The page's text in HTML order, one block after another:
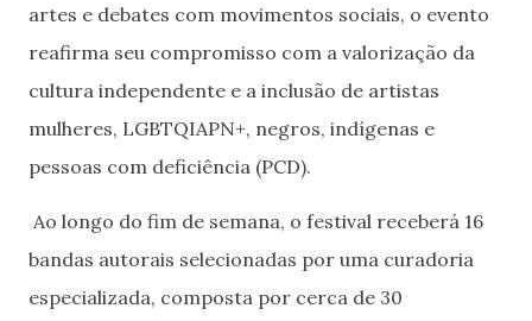
artes e debates com movimentos sociais, o evento
reafirma seu compromisso com a valorização da
cultura independente e a inclusão de artistas
mulheres, LGBTQIAPN+, negros, indígenas e
pessoas com deficiência (PCD).
Ao longo do fim de semana, o festival receberá 16
bandas autorais selecionadas por uma curadoria
especializada, composta por cerca de 30